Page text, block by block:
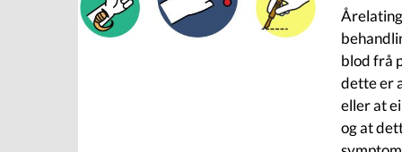
blod frå
dette er
eller at
og at